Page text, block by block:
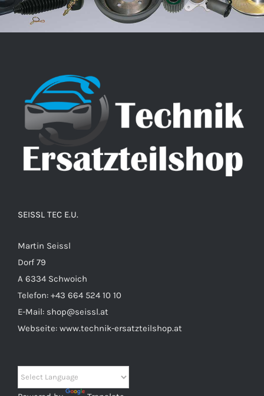
SEISSL TEC E.U.
Martin Seissl
Dorf 79
A 6334 Schwoich
Telefon: +43 664 524 10 10
E-Mail: shop@seissl.at
Webseite: www.technik-ersatzteilshop.at